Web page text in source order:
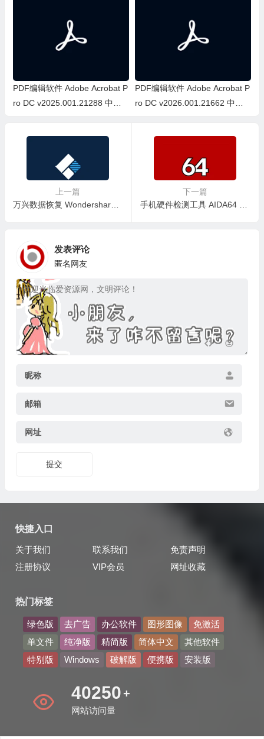
PDF编辑软件 Adobe Acrobat P
ro DC v2025.001.21288 中文
PDF编辑软件 Adobe Acrobat P
ro DC v2026.001.21662 中文
上一篇
万兴数据恢复 Wondershare Recoverit v14.0.14.5 中文直装破解版
下一篇
发表评论
匿名网友
昵称
邮箱
网址
提交
快捷入口
关于我们 联系我们
免责声明
注册协议
VIP会员 网址收藏
热门标签
绿色版 去广告 办公软件 图形图像
免激活
单文件
纯净版 精简版 简体中文
其他软件
特别版
Windows 破解版 便携版 安装版
47992 +
网站访问量